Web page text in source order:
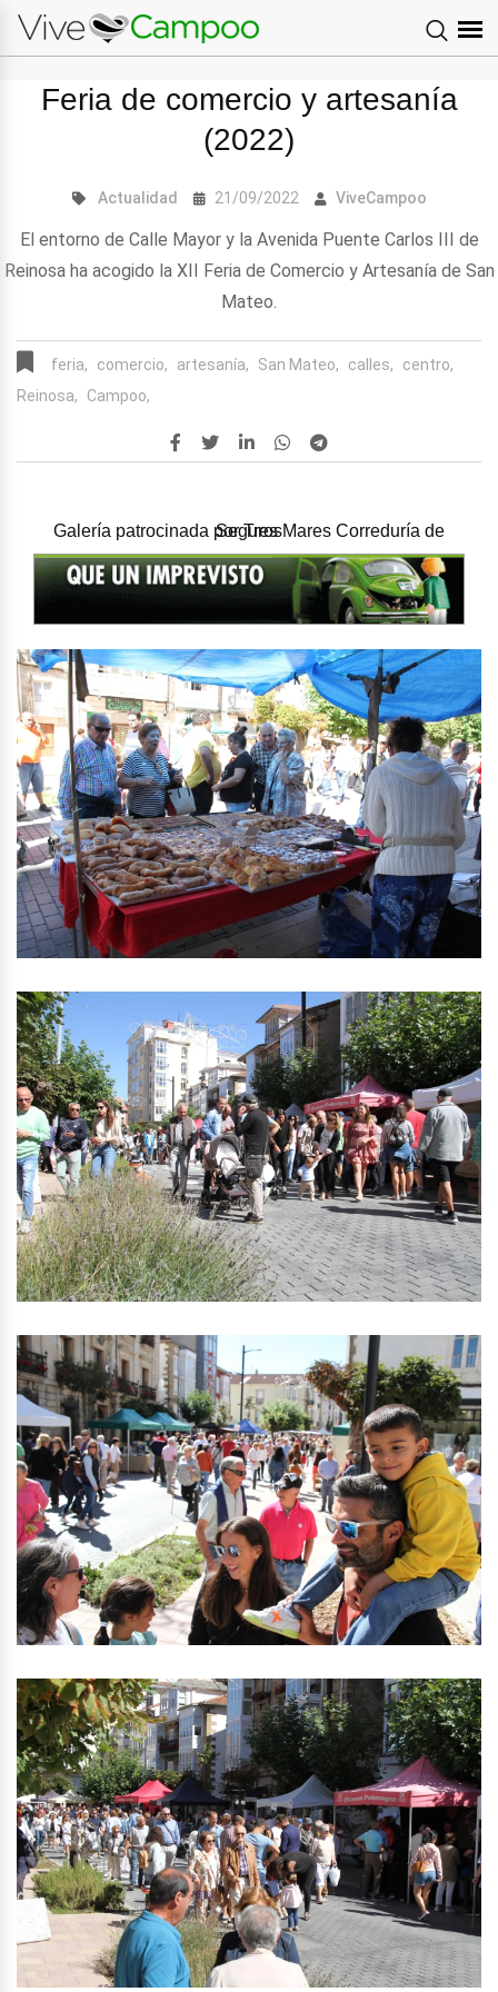
Feria de comercio y artesanía
(2022)
Actualidad 21/09/2022 ViveCampoo
El entorno de Calle Mayor y la Avenida Puente Carlos III de
Reinosa ha acogido la XII Feria de Comercio y Artesanía de San
Mateo.
feria, comercio, artesanía, San Mateo, calles,
centro,
Reinosa,
Campoo,
Galería patrocinada porTres Mares Correduría de Seguros